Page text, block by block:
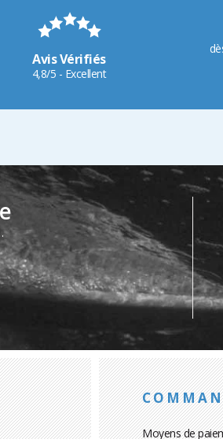
Avis Vérifiés
4,8/5 - Excellent
Moyens de